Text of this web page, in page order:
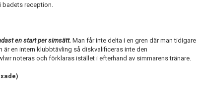
badets reception.
en start per simsätt. Man får inte delta i en gren där man tidigare
är en intern klubbtävling så diskvalificeras inte den
noteras och förklaras istället i efterhand av simmarens tränare.